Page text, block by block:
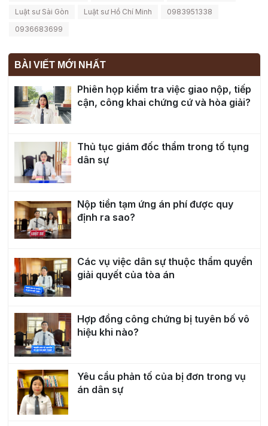
Luật sư Sài Gòn
Luật sư Hồ Chí Minh
0983951338
0936683699
BÀI VIẾT MỚI NHẤT
Phiên họp kiểm tra việc giao nộp, tiếp
cận, công khai chứng cứ và hòa giải?
Thủ tục giám đốc thẩm trong tố tụng
dân sự
Nộp tiền tạm ứng án phí được quy
định ra sao?
Các vụ việc dân sự thuộc thẩm quyền
giải quyết của tòa án
Hợp đồng công chứng bị tuyên bố vô
hiệu khi nào?
Yêu cầu phản tố của bị đơn trong vụ
án dân sự